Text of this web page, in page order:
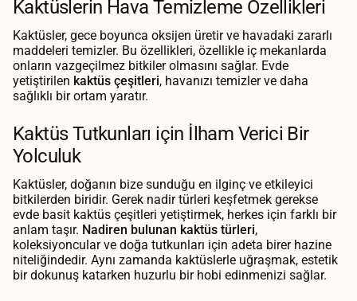
Kaktüslerin Hava Temizleme Özellikleri
Kaktüsler, gece boyunca oksijen üretir ve havadaki zararlı
maddeleri temizler. Bu özellikleri, özellikle iç mekanlarda
onların vazgeçilmez bitkiler olmasını sağlar. Evde
yetiştirilen kaktüs çeşitleri, havanızı temizler ve daha
sağlıklı bir ortam yaratır.
Kaktüs Tutkunları için İlham Verici Bir
Yolculuk
Kaktüsler, doğanın bize sunduğu en ilginç ve etkileyici
bitkilerden biridir. Gerek nadir türleri keşfetmek gerekse
evde basit kaktüs çeşitleri yetiştirmek, herkes için farklı bir
anlam taşır. Nadiren bulunan kaktüs türleri,
koleksiyoncular ve doğa tutkunları için adeta birer hazine
niteliğindedir. Aynı zamanda kaktüslerle uğraşmak, estetik
bir dokunuş katarken huzurlu bir hobi edinmenizi sağlar.